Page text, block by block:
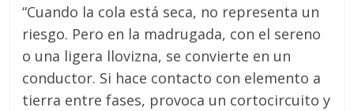
“Cuando la cola está seca, no representa un
riesgo. Pero en la madrugada, con el sereno
o una ligera llovizna, se convierte en un
conductor. Si hace contacto con elemento a
tierra entre fases, provoca un cortocircuito y